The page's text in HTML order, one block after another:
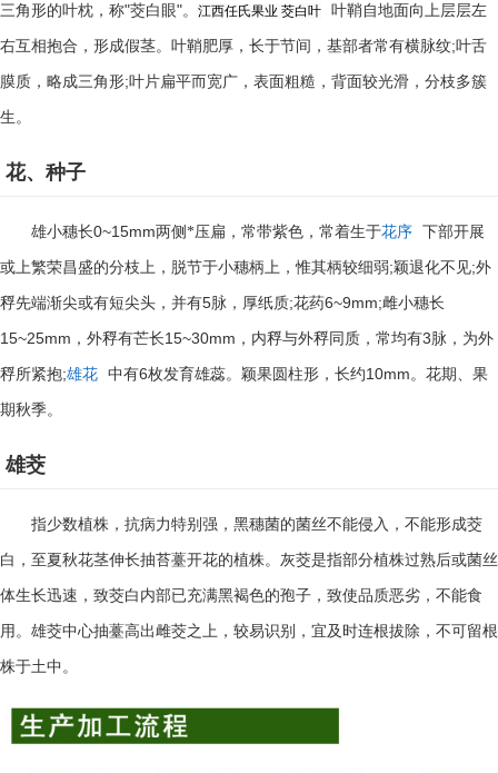
三角形的叶枕，称"茭白眼"。 江西任氏果业 茭白叶 叶鞘自地面向上层层左
右互相抱合，形成假茎。叶鞘肥厚，长于节间，基部者常有横脉纹;叶舌
膜质，略成三角形;叶片扁平而宽广，表面粗糙，背面较光滑，分枝多簇
生。
花、种子
雄小穗长0~15mm两侧*压扁，常带紫色，常着生于花序 下部开展
或上繁荣昌盛的分枝上，脱节于小穗柄上，惟其柄较细弱;颖退化不见;外
稃先端渐尖或有短尖头，并有5脉，厚纸质;花药6~9mm;雌小穗长
15~25mm ，外稃有芒长15~30mm ，内稃与外稃同质，常均有3脉，为外
稃所紧抱;雄花 中有6枚发育雄蕊。颖果圆柱形，长约10mm。花期、果
期秋季。
雄茭
指少数植株，抗病力特别强，黑穗菌的菌丝不能侵入，不能形成茭
白，至夏秋花茎伸长抽苔薹开花的植株。灰茭是指部分植株过熟后或菌丝
体生长迅速，致茭白内部已充满黑褐色的孢子，致使品质恶劣，不能食
用。雄茭中心抽薹高出雌茭之上，较易识别，宜及时连根拔除，不可留根
株于土中。